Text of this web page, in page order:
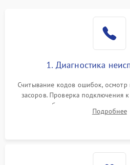
1700 ₽
циркуляционным насосом
2100 ₽
1. Диагностика
Считывание кодов ошибок, осмотр
засоров. Проверка подключения
жалоб на отсутствие слива,
разбрызгивателей илиПодробнее